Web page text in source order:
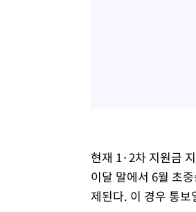
현재 1·2차 지원금
이달 말에서 6월 초
제된다. 이 경우 통